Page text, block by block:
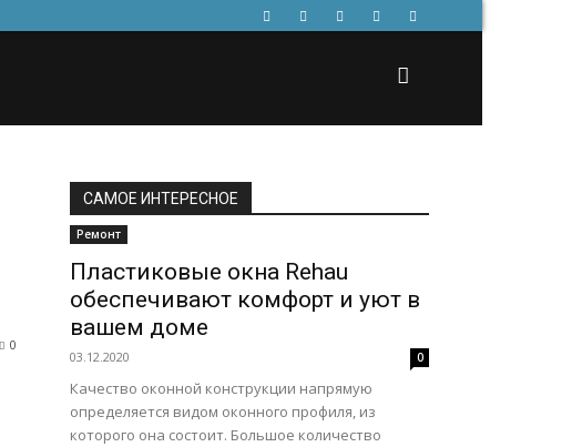
0
САМОЕ ИНТЕРЕСНОЕ
Ремонт
Пластиковые окна Rehau
обеспечивают комфорт и уют в
вашем доме
03.12.2020 0
Качество оконной конструкции напрямую
определяется видом оконного профиля, из
которого она состоит. Большое количество